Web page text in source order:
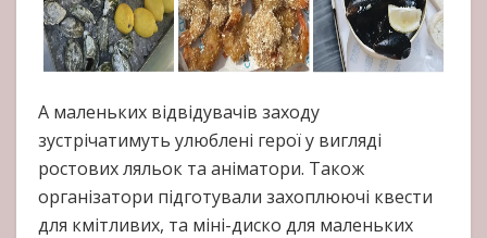
А маленьких відвідувачів заходу
зустрічатимуть улюблені герої у вигляді
ростових ляльок та аніматори. Також
організатори підготували захоплюючі квести
для кмітливих, та міні-диско для маленьких